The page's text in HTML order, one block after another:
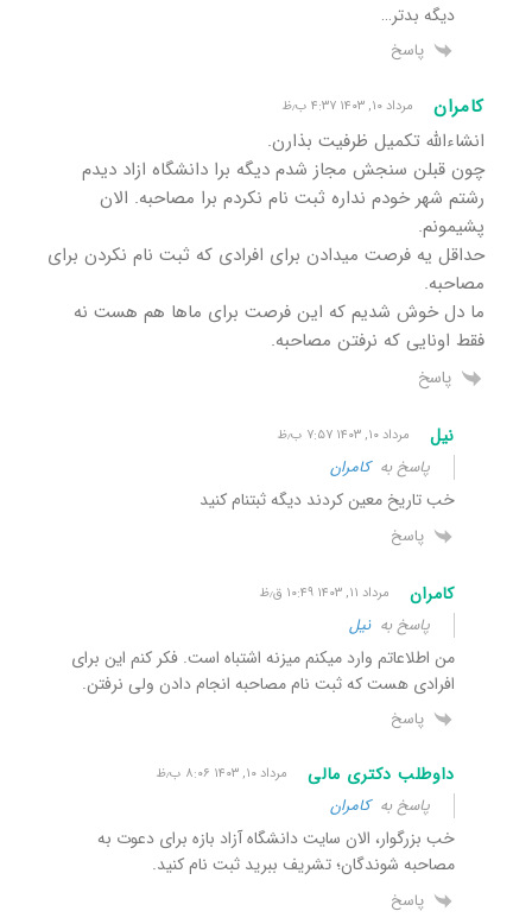
دیگه بدتر…
پاسخ
کامران مرداد ۱۰, ۱۴۰۳ ۴:۳۷ ب٫ظ
انشاءالله تکمیل ظرفیت بذارن.
چون قبلن سنجش مجاز شدم دیگه برا دانشگاه ازاد دیدم
رشتم شهر خودم نداره ثبت نام نکردم برا مصاحبه. الان
پشیمونم.
حداقل یه فرصت میدادن برای افرادی که ثبت نام نکردن برای
مصاحبه.
ما دل خوش شدیم که این فرصت برای ماها هم هست نه
فقط اونایی که نرفتن مصاحبه.
پاسخ
نیل مرداد ۱۰, ۱۴۰۳ ۷:۵۷ ب٫ظ
پاسخ بهکامران
خب تاریخ معین کردند دیگه ثبتنام کنید
پاسخ
کامران مرداد ۱۱, ۱۴۰۳ ۱۰:۴۹ ق٫ظ
پاسخ بهنیل
من اطلاعاتم وارد میکنم میزنه اشتباه است. فکر کنم این برای
افرادی هست که ثبت نام مصاحبه انجام دادن ولی نرفتن.
پاسخ
داوطلب دکتری مالی مرداد ۱۰, ۱۴۰۳ ۸:۰۶ ب٫ظ
پاسخ بهکامران
خب بزرگوار، الان سایت دانشگاه آزاد بازه برای دعوت به
مصاحبه شوندگان؛ تشریف ببرید ثبت نام کنید.
پاسخ